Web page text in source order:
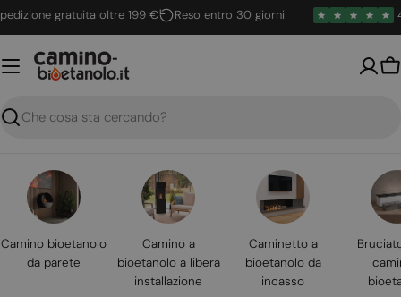
Vai
al
contenuto
gratuita oltre 199 € Reso entro 30 giorni 4.6 /
Ricerca
Camino bioetanolo
da parete
Camino a
bioetanolo a libera
installazione
Caminetto a
bioetanolo da
incasso